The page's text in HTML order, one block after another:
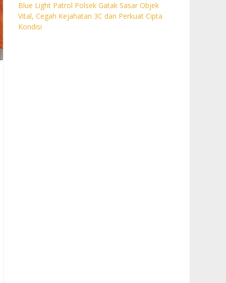
Blue Light Patrol Polsek Gatak Sasar Objek
Vital, Cegah Kejahatan 3C dan Perkuat Cipta
Kondisi